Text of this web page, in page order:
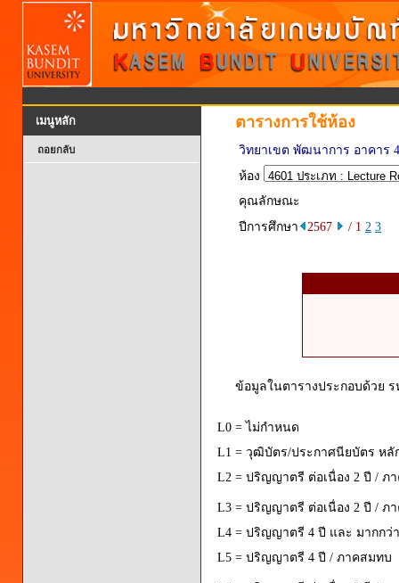
เมนูหลัก
ถอยกลับ
ตารางการใช้ห้อง
วิทยาเขต พัฒนาการ อาคาร 4
ห้อง
คุณลักษณะ
ปีการศึกษา
2567 / 1 2 3
ข้อมูลในตารางประกอบด้วย
L0 = ไม่กำหนด
L1 = วุฒิบัตร/ประกาศนียบัตร หลั
L2 = ปริญญาตรี ต่อเนื่อง 2 ปี / ภ
L3 = ปริญญาตรี ต่อเนื่อง 2 ปี / ภ
L4 = ปริญญาตรี 4 ปี และ มากกว่
L5 = ปริญญาตรี 4 ปี / ภาคสมทบ